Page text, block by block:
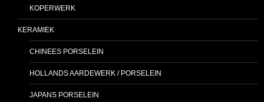
KOPERWERK
KERAMIEK
CHINEES PORSELEIN
HOLLANDS AARDEWERK / PORSELEIN
JAPANS PORSELEIN